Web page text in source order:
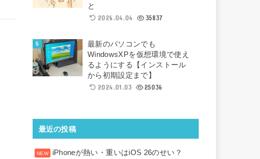
と
2026.04.04
35837
最新のパソコンでも
WindowsXPを仮想環境で使え
るようにする【インストール
から初期設定まで】
2024.01.03
25036
最近の投稿
iPhoneが熱い・重いはiOS 26のせい？